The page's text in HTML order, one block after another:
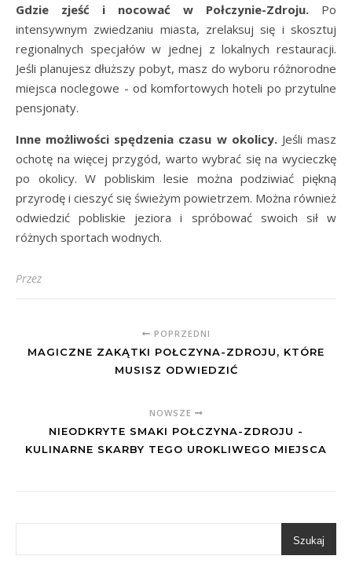
Gdzie zjeść i nocować w Połczynie-Zdroju. Po
intensywnym zwiedzaniu miasta, zrelaksuj się i skosztuj
regionalnych specjałów w jednej z lokalnych restauracji.
Jeśli planujesz dłuższy pobyt, masz do wyboru różnorodne
miejsca noclegowe - od komfortowych hoteli po przytulne
pensjonaty.
Inne możliwości spędzenia czasu w okolicy.Jeśli masz
ochotę na więcej przygód, warto wybrać się na wycieczkę
po okolicy. W pobliskim lesie można podziwiać piękną
przyrodę i cieszyć się świeżym powietrzem. Można również
odwiedzić pobliskie jeziora i spróbować swoich sił w
różnych sportach wodnych.
Przez
POPRZEDNI
MAGICZNE ZAKĄTKI POŁCZYNA-ZDROJU, KTÓRE
MUSISZ ODWIEDZIĆ
NOWSZE
NIEODKRYTE SMAKI POŁCZYNA-ZDROJU -
KULINARNE SKARBY TEGO UROKLIWEGO MIEJSCA
Szukaj